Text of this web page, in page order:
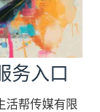
务入口
活帮传媒有限